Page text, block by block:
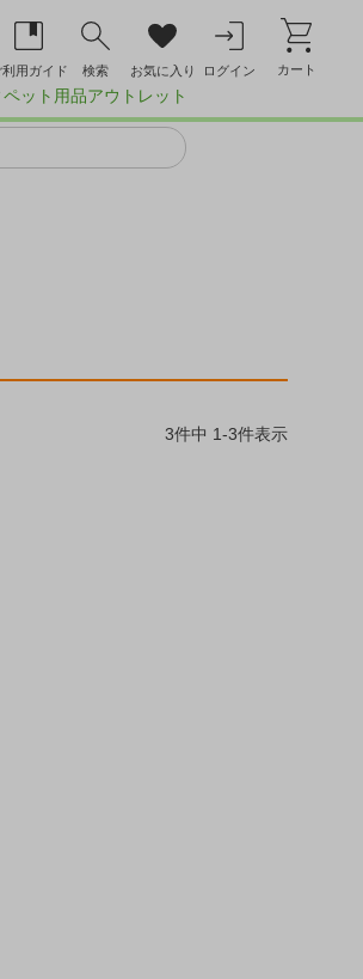
利用ガイド 検索 お気に入り ログイン カート
ペット用品アウトレット
3件中 1-3件表示